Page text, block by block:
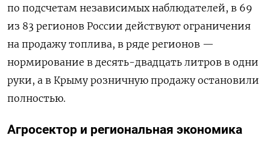
по подсчетам независимых наблюдателей, в 69
из 83 регионов России действуют ограничения
на продажу топлива, в ряде регионов —
нормирование в десять-двадцать литров в одни
руки, а в Крыму розничную продажу остановили
полностью.
Агросектор и региональная экономика